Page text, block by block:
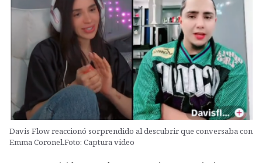
Davis Flow reaccionó sorprendido al descubrir que conversaba con
Emma Coronel.Foto: Captura video